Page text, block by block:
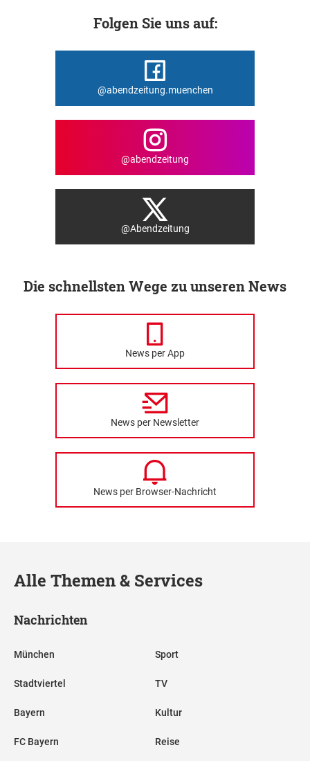
Folgen Sie uns auf:
@abendzeitung.muenchen
@abendzeitung
@Abendzeitung
Die schnellsten Wege zu unseren News
News per App
News per Newsletter
News per Browser-Nachricht
Alle Themen & Services
Nachrichten
München
Stadtviertel
Bayern
FC Bayern
Sport
TV
Kultur
Reise